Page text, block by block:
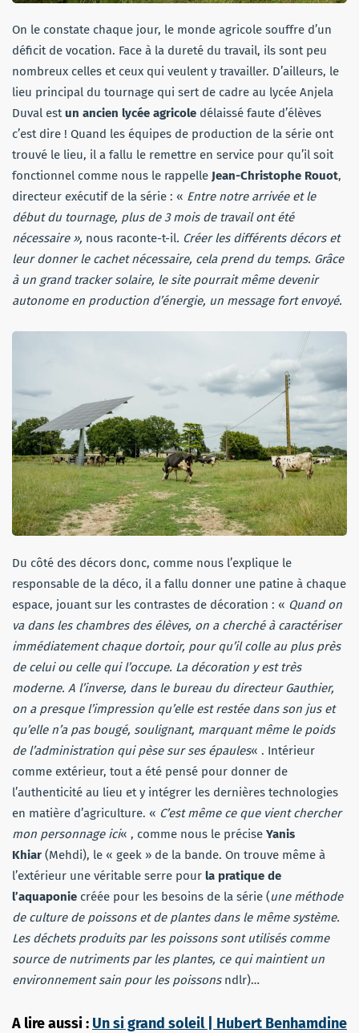
On le constate chaque jour, le monde agricole souffre d’un
déficit de vocation. Face à la dureté du travail, ils sont peu
nombreux celles et ceux qui veulent y travailler. D’ailleurs, le
lieu principal du tournage qui sert de cadre au lycée Anjela
Duval estun ancien lycée agricole délaissé faute d’élèves
c’est dire ! Quand les équipes de production de la série ont
trouvé le lieu, il a fallu le remettre en service pour qu’il soit
fonctionnel comme nous le rappelle Jean-Christophe Rouot,
directeur exécutif de la série : « Entre notre arrivée et le
début du tournage, plus de 3 mois de travail ont été
nécessaire », nous raconte-t-il. Créer les différents décors et
leur donner le cachet nécessaire, cela prend du temps. Grâce
à un grand tracker solaire, le site pourrait même devenir
autonome en production d’énergie, un message fort envoyé.
Du côté des décors donc, comme nous l’explique le
responsable de la déco, il a fallu donner une patine à chaque
espace, jouant sur les contrastes de décoration : « Quand on
va dans les chambres des élèves, on a cherché à caractériser
immédiatement chaque dortoir, pour qu’il colle au plus près
de celui ou celle qui l’occupe. La décoration y est très
moderne. A l’inverse, dans le bureau du directeur Gauthier,
on a presque l’impression qu’elle est restée dans son jus et
qu’elle n’a pas bougé, soulignant, marquant même le poids
de l’administration qui pèse sur ses épaules« . Intérieur
comme extérieur, tout a été pensé pour donner de
l’authenticité au lieu et y intégrer les dernières technologies
en matière d’agriculture. « C’est même ce que vient chercher
mon personnage ici« , comme nous le précise Yanis
Khiar (Mehdi), le « geek » de la bande. On trouve même à
l’extérieur une véritable serre pour la pratique de
l’aquaponie créée pour les besoins de la série (une méthode
de culture de poissons et de plantes dans le même système.
Les déchets produits par les poissons sont utilisés comme
source de nutriments par les plantes, ce qui maintient un
environnement sain pour les poissonsndlr)…
A lire aussi : Un si grand soleil | Hubert Benhamdine